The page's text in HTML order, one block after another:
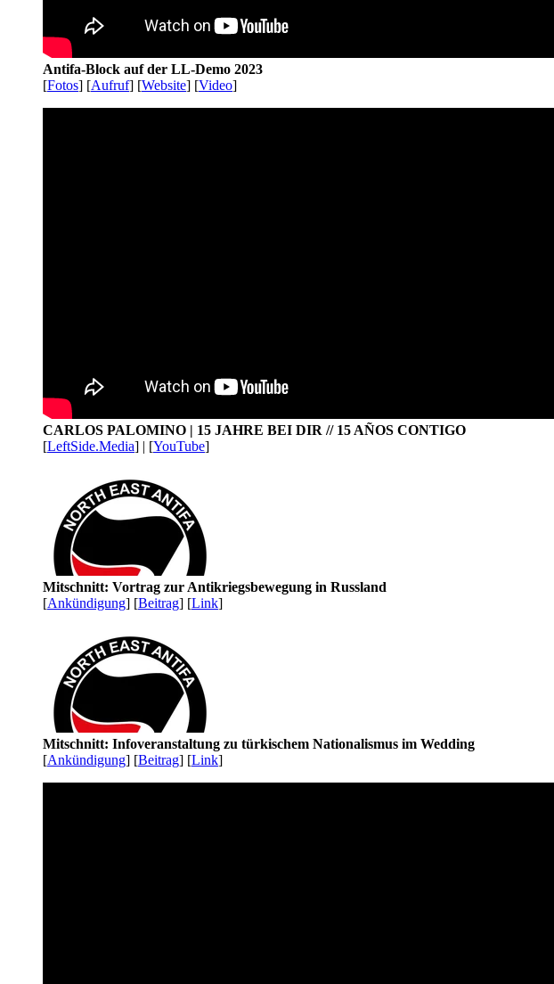
Antifa-Block auf der LL-Demo 2023
[Fotos] [Aufruf] [Website] [Video]
CARLOS PALOMINO | 15 JAHRE BEI DIR // 15 AÑOS CONTIGO
[LeftSide.Media] | [YouTube]
Mitschnitt: Vortrag zur Antikriegsbewegung in Russland
[Ankündigung] [Beitrag] [Link]
Mitschnitt: Infoveranstaltung zu türkischem Nationalismus im Wedding
[Ankündigung] [Beitrag] [Link]